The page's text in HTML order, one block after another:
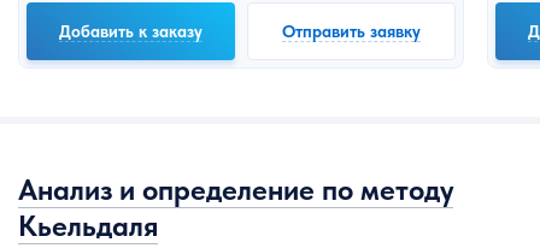
Добавить к заказу Отправить заявку
Анализ и определение по методу
Кьельдаля